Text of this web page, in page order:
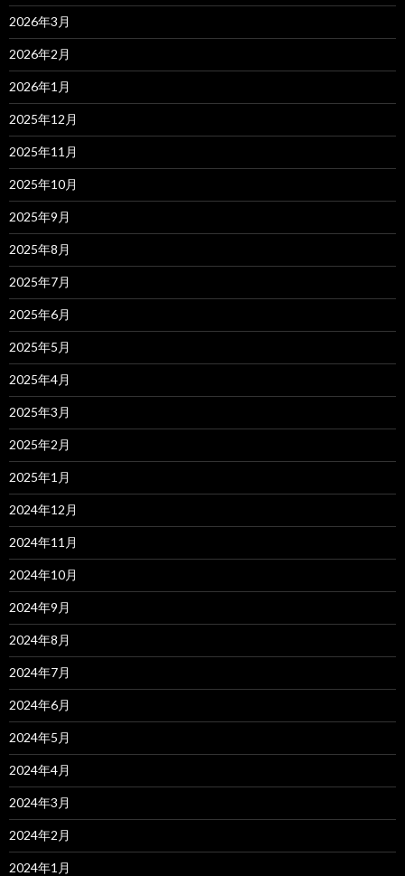
2026年3月
2026年2月
2026年1月
2025年12月
2025年11月
2025年10月
2025年9月
2025年8月
2025年7月
2025年6月
2025年5月
2025年4月
2025年3月
2025年2月
2025年1月
2024年12月
2024年11月
2024年10月
2024年9月
2024年8月
2024年7月
2024年6月
2024年5月
2024年4月
2024年3月
2024年2月
2024年1月